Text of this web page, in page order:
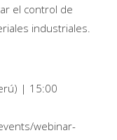
el control de
industriales.
| 15:00
webinar-